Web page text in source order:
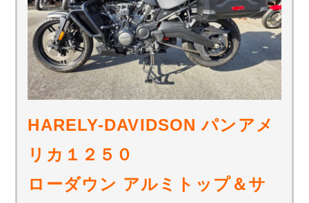
HARELY-DAVIDSON パンアメ
リカ１２５０
ローダウン アルミトップ＆サ